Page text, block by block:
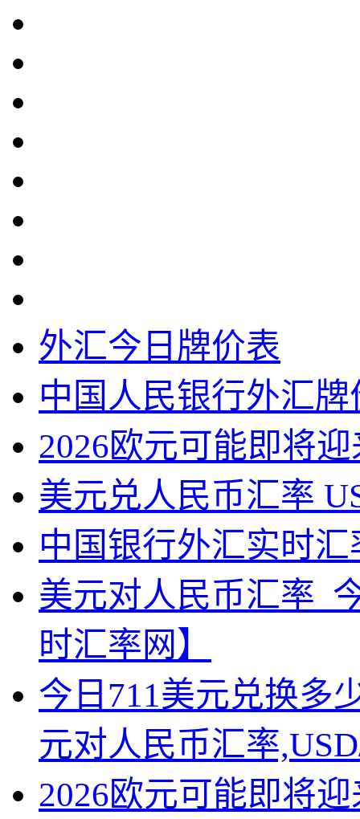
外汇今日牌价表
中国人民银行外汇牌
2026欧元可能即将
美元兑人民币汇率
中国银行外汇实时汇
美元对人民币汇率_
时汇率网】
今日711美元兑换多
元对人民币汇率
2026欧元可能即将